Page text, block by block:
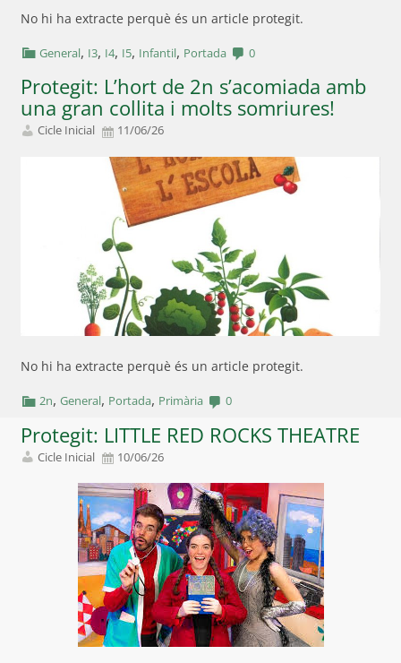
No hi ha extracte perquè és un article protegit.
General, I3, I4, I5, Infantil, Portada 0
Protegit: L’hort de 2n s’acomiada amb
una gran collita i molts somriures!
Cicle Inicial 11/06/26
No hi ha extracte perquè és un article protegit.
2n,General, Portada, Primària 0
Protegit: LITTLE RED ROCKS THEATRE
Cicle Inicial 10/06/26